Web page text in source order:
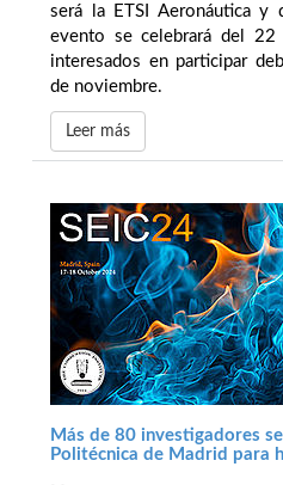
será la ETSI Aeronáutica y
evento se celebrará del
interesados en participar
de noviembre.
Leer más
Más de 80 investigadores
Politécnica de Madrid para